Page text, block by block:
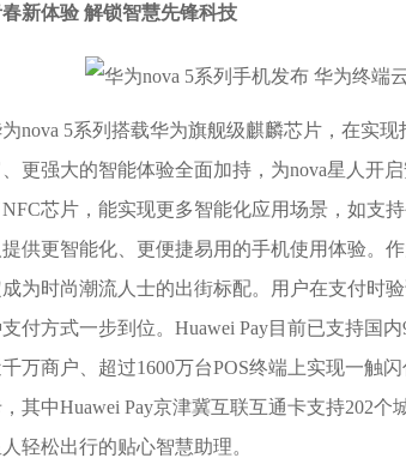
新体验 解锁智慧先锋科技
nova 5系列搭载华为旗舰级麒麟芯片，在实
更强大的智能体验全面加持，为nova星人开
NFC芯片，能实现更多智能化应用场景，如支
提供更智能化、更便捷易用的手机使用体验。
成为时尚潮流人士的出街标配。用户在支付时
付方式一步到位。Huawei Pay目前已支持国
万商户、超过1600万台POS终端上实现一触
其中Huawei Pay京津冀互联互通卡支持202
轻松出行的贴心智慧助理。